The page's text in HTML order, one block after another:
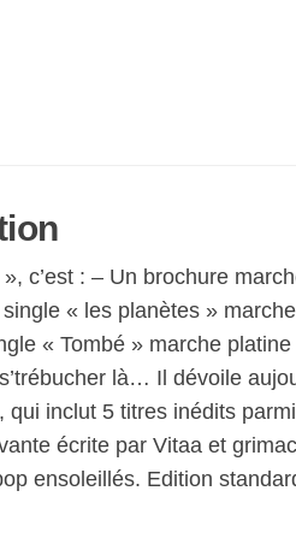
c’est : – Un brochure
« les planètes »
« Tombé » marche
là… Il dévoile
qui inclut 5 titres inédits
écrite par Vitaa et
ensoleillés. Edition